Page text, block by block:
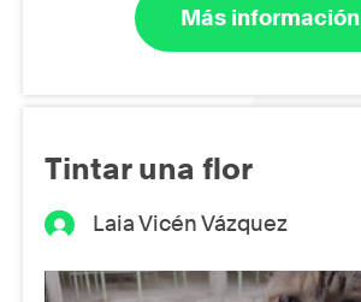
Más información
Tintar una flor
Laia Vicén Vázquez